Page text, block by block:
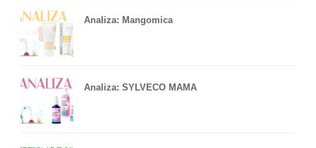
Analiza: Mangomica
Analiza: SYLVECO MAMA